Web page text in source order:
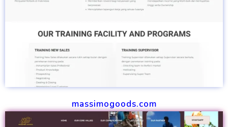
massimogoods.com